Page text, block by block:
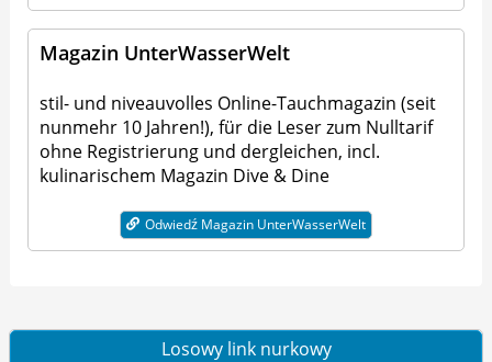
Magazin UnterWasserWelt
stil- und niveauvolles Online-Tauchmagazin (seit
nunmehr 10 Jahren!), für die Leser zum Nulltarif
ohne Registrierung und dergleichen, incl.
kulinarischem Magazin Dive & Dine
Odwiedź Magazin UnterWasserWelt
Losowy link nurkowy